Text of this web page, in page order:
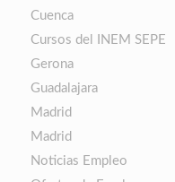
Cuenca
Cursos del INEM SEPE
Gerona
Guadalajara
Madrid
Madrid
Noticias Empleo